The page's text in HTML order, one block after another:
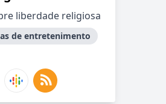
liberdade religiosa
de entretenimento